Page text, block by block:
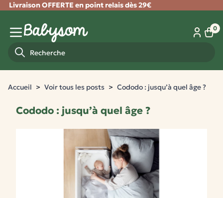
Livraison OFFERTE en point relais dès 29€
Fermer
Menu mobile
0
Accueil Voir tous les posts Cododo : jusqu’à quel âge ?
Cododo : jusqu’à quel âge ?